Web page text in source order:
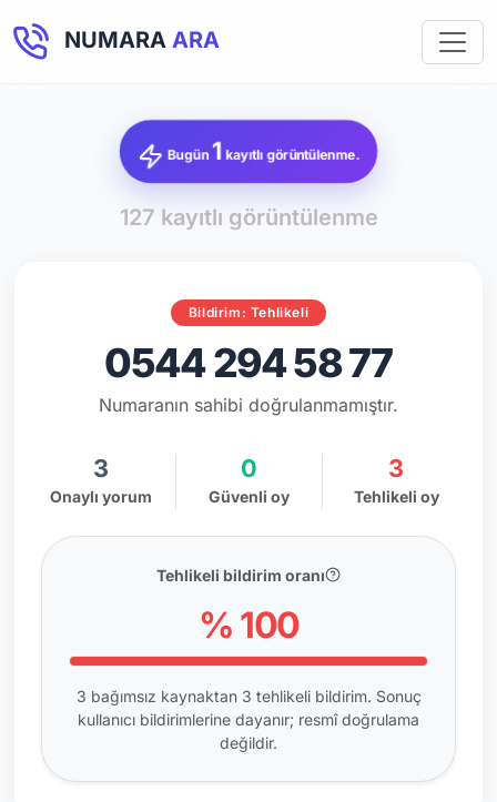
NUMARA ARA
Bugün 1 kayıtlı görüntülenme.
127 kayıtlı görüntülenme
Bildirim: Tehlikeli
0544 294 58 77
Numaranın sahibi doğrulanmamıştır.
3
Onaylı yorum
0
Güvenli oy
3
Tehlikeli oy
Tehlikeli bildirim oranı
% 100
3 bağımsız kaynaktan 3 tehlikeli bildirim. Sonuç
kullanıcı bildirimlerine dayanır; resmî doğrulama
değildir.